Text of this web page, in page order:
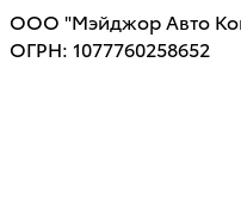
ООО "Мэйджор Авто
ОГРН: 1077760258652